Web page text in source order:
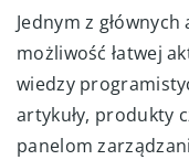
Jednym z
możliwość łatwej
wiedzy
artykuły, produkty
panelom